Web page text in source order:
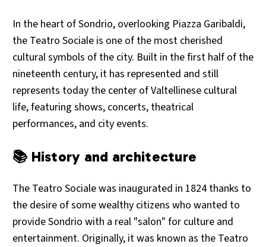
In the heart of Sondrio, overlooking Piazza Garibaldi,
the Teatro Sociale is one of the most cherished
cultural symbols of the city. Built in the first half of the
nineteenth century, it has represented and still
represents today the center of Valtellinese cultural
life, featuring shows, concerts, theatrical
performances, and city events.
📚 History and architecture
The Teatro Sociale was inaugurated in 1824 thanks to
the desire of some wealthy citizens who wanted to
provide Sondrio with a real "salon" for culture and
entertainment. Originally, it was known as the Teatro